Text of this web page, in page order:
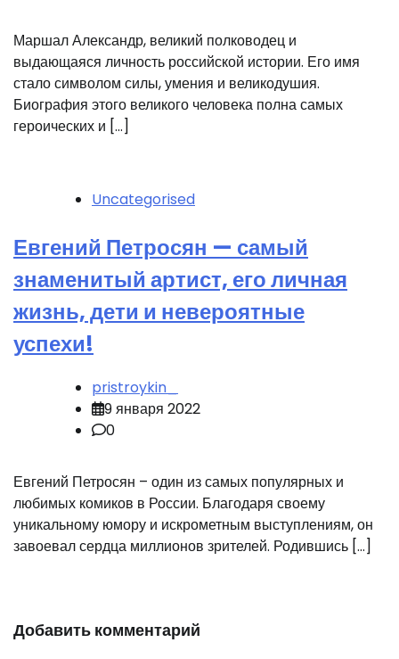
Маршал Александр, великий полководец и
выдающаяся личность российской истории. Его имя
стало символом силы, умения и великодушия.
Биография этого великого человека полна самых
героических и […]
Uncategorised
Евгений Петросян — самый
знаменитый артист, его личная
жизнь, дети и невероятные
успехи!
pristroykin_
9 января 2022
0
Евгений Петросян – один из самых популярных и
любимых комиков в России. Благодаря своему
уникальному юмору и искрометным выступлениям, он
завоевал сердца миллионов зрителей. Родившись […]
Добавить комментарий